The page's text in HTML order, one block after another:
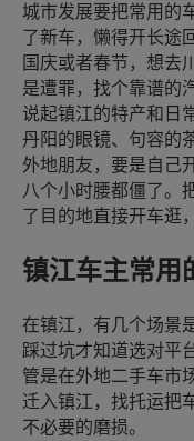
城市发展要把常用的
了新车，懒得开长途
国庆或者春节，想去
是遭罪，找个靠谱的
说起镇江的特产和日
丹阳的眼镜、句容的
外地朋友，要是自己
八个小时腰都僵了。
了目的地直接开车逛
镇江车主常用
在镇江，有几个场景
踩过坑才知道选对平
管是在外地二手车市
迁入镇江，找托运把
不必要的磨损。